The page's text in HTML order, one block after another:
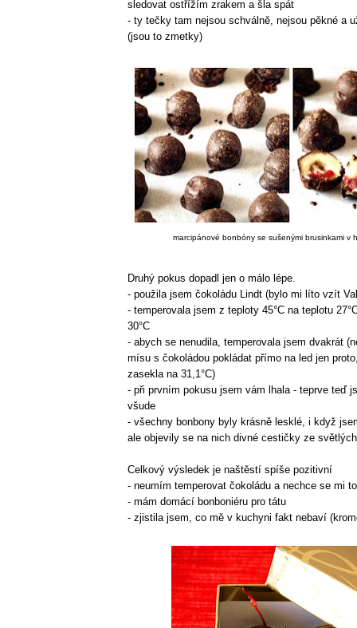
sledovat ostřížím zrakem a šla spát
- ty tečky tam nejsou schválně, nejsou pěkné a
(jsou to zmetky)
marcipánové bonbóny se sušenými brusinkami v
Druhý pokus dopadl jen o málo lépe.
- použila jsem čokoládu Lindt (bylo mi líto vzít
- temperovala jsem z teploty 45°C na teplotu
30°C
- abych se nenudila, temperovala jsem dvakrát
mísu s čokoládou pokládat přímo na led jen
zasekla na 31,1°C)
- při prvním pokusu jsem vám lhala - teprve teď
všude
- všechny bonbony byly krásně lesklé, i když
ale objevily se na nich divné cestičky ze
Celkový výsledek je naštěstí spíše pozitivní
- neumím temperovat čokoládu a nechce se mi
- mám domácí bonboniéru pro tátu
- zjistila jsem, co mě v kuchyni fakt nebaví